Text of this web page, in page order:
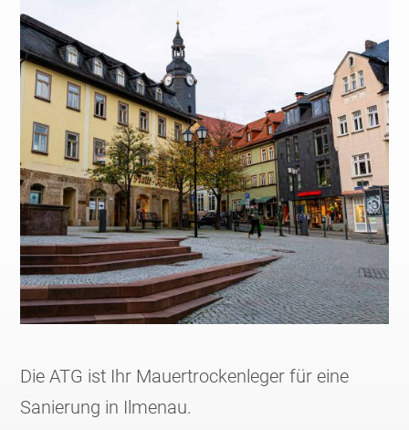
Die ATG ist Ihr Mauertrockenleger für eine
Sanierung in Ilmenau.